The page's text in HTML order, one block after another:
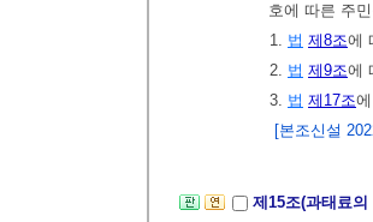
호에 따른 주
1. 법 제8조에
2. 법 제9조에
3. 법 제17조
[본조신설
제15조(과태료